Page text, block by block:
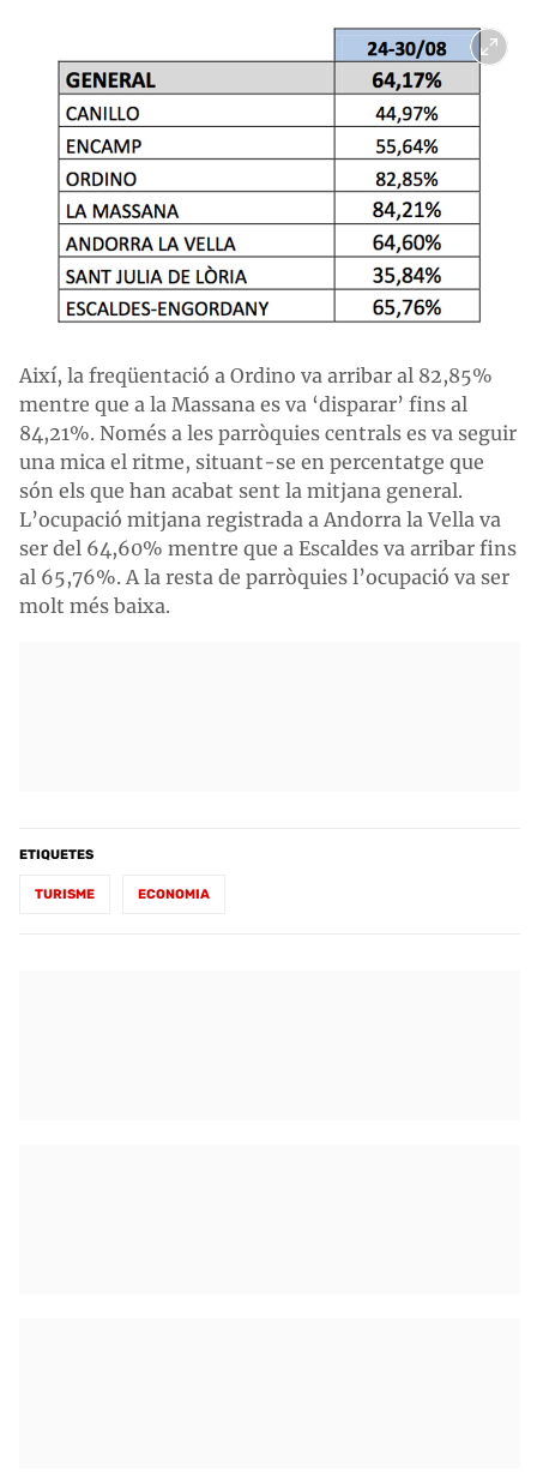
Així, la freqüentació a Ordino va arribar al 82,85%
mentre que a la Massana es va ‘disparar’ fins al
84,21%. Només a les parròquies centrals es va seguir
una mica el ritme, situant-se en percentatge que
són els que han acabat sent la mitjana general.
L’ocupació mitjana registrada a Andorra la Vella va
ser del 64,60% mentre que a Escaldes va arribar fins
al 65,76%. A la resta de parròquies l’ocupació va ser
molt més baixa.
ETIQUETES
TURISME ECONOMIA